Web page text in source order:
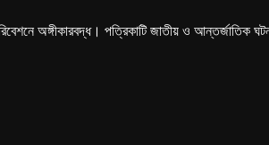
অঙ্গীকারবদ্ধ। পত্রিকাটি জাতীয় ও আন্তর্জাতিক